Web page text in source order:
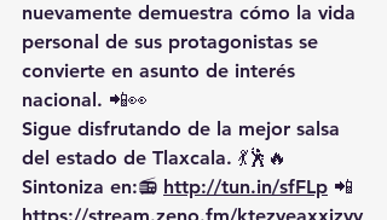
nuevamente demuestra cómo la vida
personal de sus protagonistas se
convierte en asunto de interés
nacional. 📲👀
Sigue disfrutando de la mejor salsa
del estado de Tlaxcala. 💃🕺🔥
Sintoniza en:📻 http://tun.in/sfFLp 📲